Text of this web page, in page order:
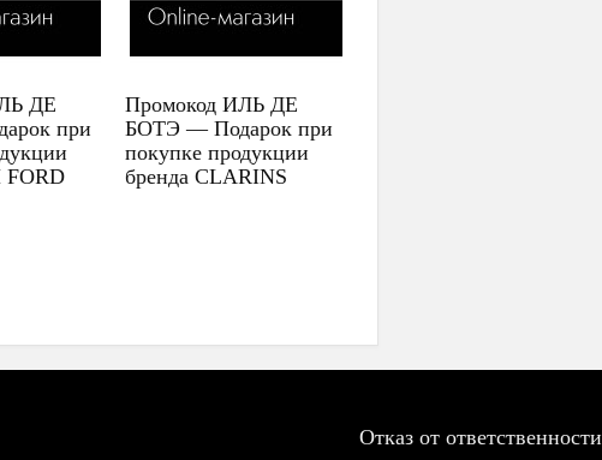
ДЕ
при
FORD
Промокод ИЛЬ ДЕ
БОТЭ — Подарок при
покупке продукции
бренда CLARINS
Отказ от ответственности